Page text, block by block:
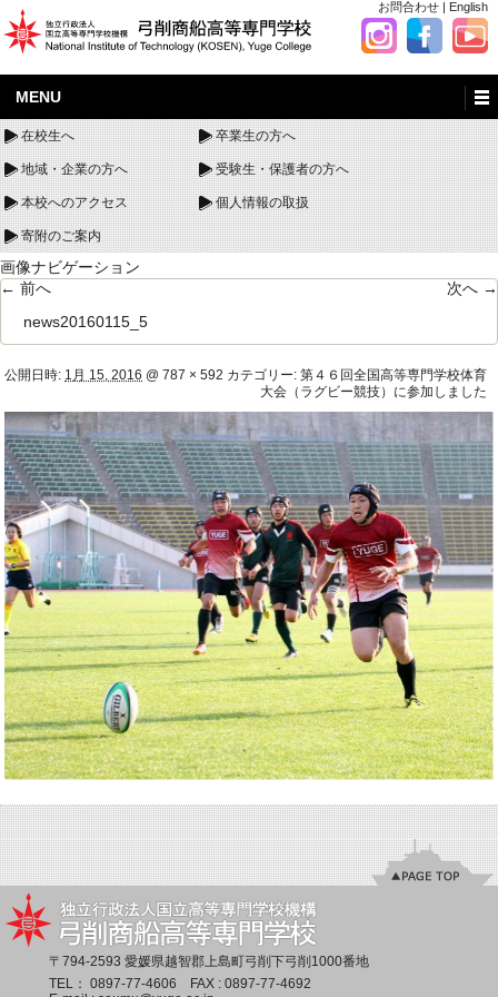
お問合わせ | English
MENU
在校生へ 卒業生の方へ
地域・企業の方へ 受験生・保護者の方へ
本校へのアクセス 個人情報の取扱
寄附のご案内
画像ナビゲーション
← 前へ
次へ →
news20160115_5
公開日時: 1月 15, 2016 @ 787 × 592 カテゴリー: 第４６回全国高等専門学校体育
大会（ラグビー競技）に参加しました
〒794-2593 愛媛県越智郡上島町弓削下弓削1000番地
TEL： 0897-77-4606 FAX : 0897-77-4692